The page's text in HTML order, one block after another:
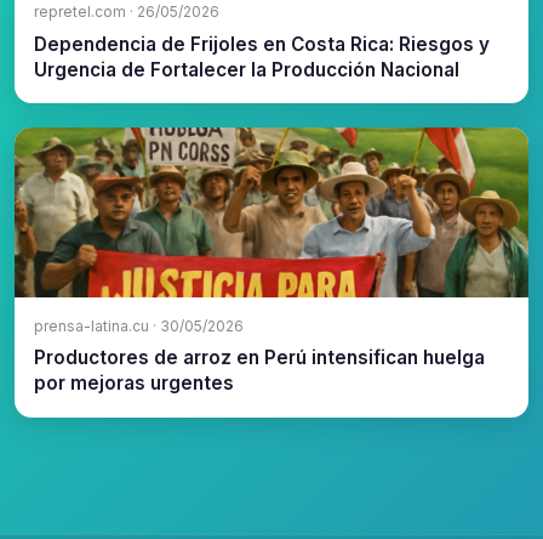
repretel.com · 26/05/2026
Dependencia de Frijoles en Costa Rica: Riesgos y
Urgencia de Fortalecer la Producción Nacional
prensa-latina.cu · 30/05/2026
Productores de arroz en Perú intensifican huelga
por mejoras urgentes